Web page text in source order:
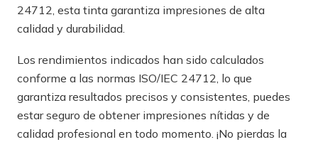
24712, esta tinta garantiza impresiones de alta
calidad y durabilidad.
Los rendimientos indicados han sido calculados
conforme a las normas ISO/IEC 24712, lo que
garantiza resultados precisos y consistentes, puedes
estar seguro de obtener impresiones nítidas y de
calidad profesional en todo momento. ¡No pierdas la